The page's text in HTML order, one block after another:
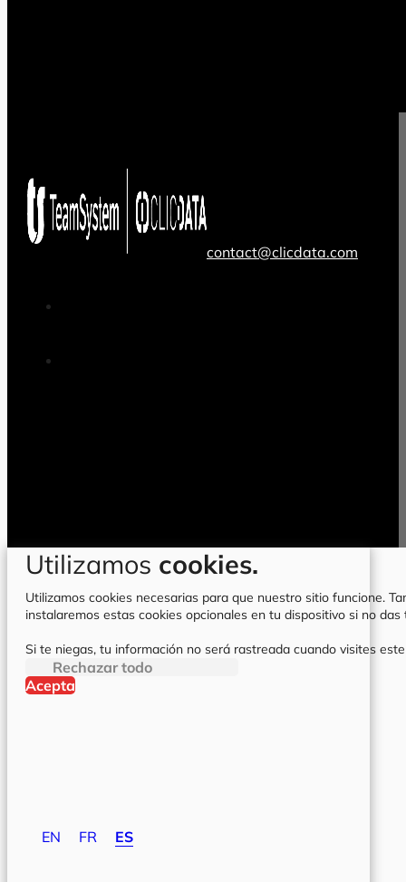
contact@clicdata.com
EN FR ES
Utilizamos cookies.
Utilizamos cookies necesarias para que nuestro sitio funcione.
instalaremos estas cookies opcionales en tu dispositivo si no
Si te niegas, tu información no será rastreada cuando visites
Rechazar todo
Acepta